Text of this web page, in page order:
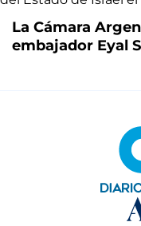
La Cámara
embajador Eyal